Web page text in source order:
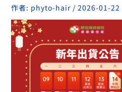
作者: phyto-hair / 2026-01-22